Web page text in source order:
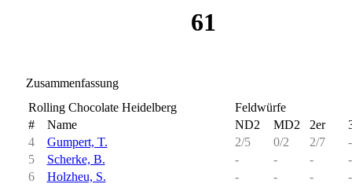
61
Zusammenfassung
Rolling Chocolate Heidelberg
Feldwürfe
#
Name ND2 MD2 2er
4
Gumpert, T. 2/5 0/2 2/7
-
5
Scherke, B. - - -
-
6
Holzheu, S. - - -
-